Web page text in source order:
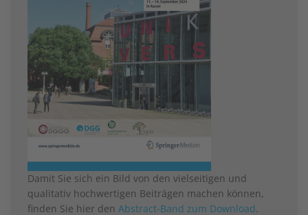
Damit Sie sich ein Bild von den vielseitigen und
qualitativ hochwertigen Beiträgen machen können,
finden Sie hier den Abstract-Band zum Download.